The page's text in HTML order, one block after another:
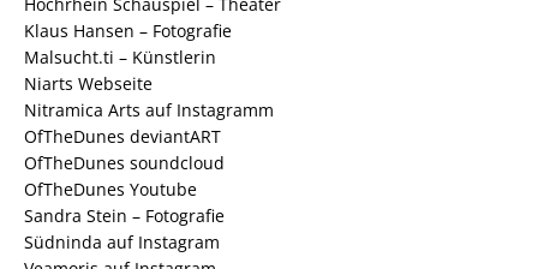
Klaus Hansen – Fotografie
Malsucht.ti – Künstlerin
Niarts Webseite
Nitramica Arts auf Instagramm
OfTheDunes deviantART
OfTheDunes soundcloud
OfTheDunes Youtube
Sandra Stein – Fotografie
Südninda auf Instagram